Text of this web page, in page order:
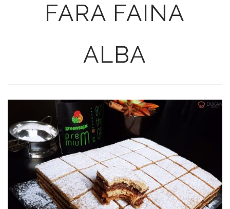
FARA FAINA
ALBA